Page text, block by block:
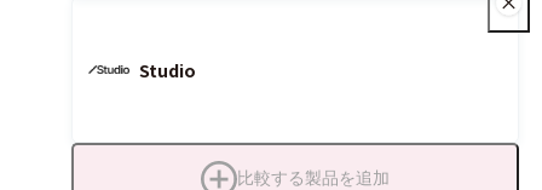
Studio
比較する製品を追加